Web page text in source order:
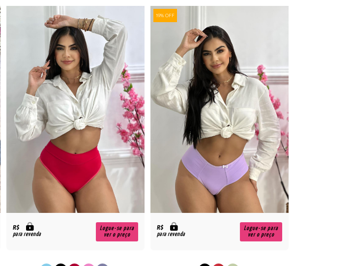
R$
para revenda
Logue-se para
ver o preço
19% OFF
R$
para revenda
Logue-se para
ver o preço